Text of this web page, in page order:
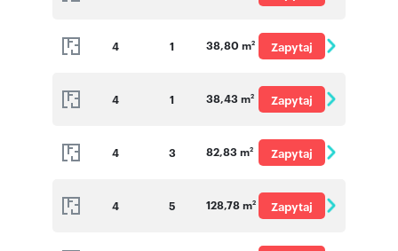
4 1 38,80 m2
Zapytaj
4 1 38,43 m2
Zapytaj
4 3 82,83 m2
Zapytaj
4 5 128,78 m2
Zapytaj